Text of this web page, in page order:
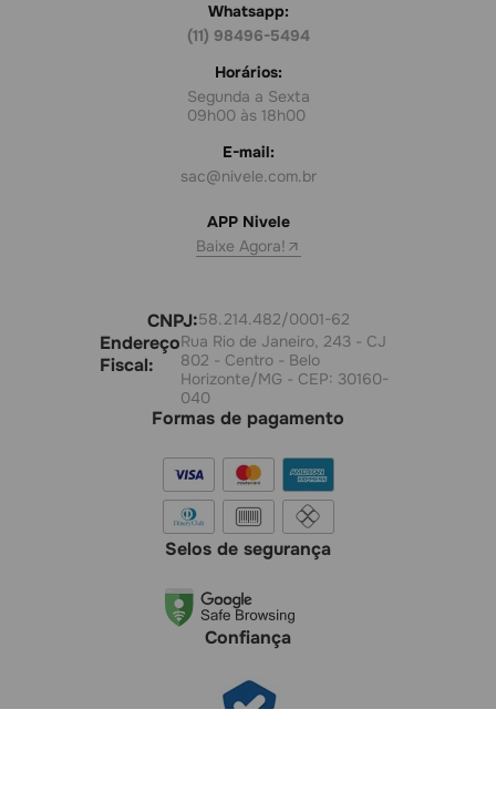
Whatsapp:
(11) 98496-5494
Horários:
Segunda a Sexta
09h00 às 18h00
E-mail:
sac@nivele.com.br
APP Nivele
Baixe Agora!
CNPJ:58.214.482/0001-62
Endereço
Fiscal:
Rua Rio de Janeiro, 243 - CJ
802 - Centro - Belo
Horizonte/MG - CEP: 30160-
040
Formas de pagamento
Selos de segurança
Confiança